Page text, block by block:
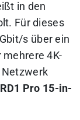
in den
Für dieses
s über ein
4K-
Netzwerk
Pro 15-in-